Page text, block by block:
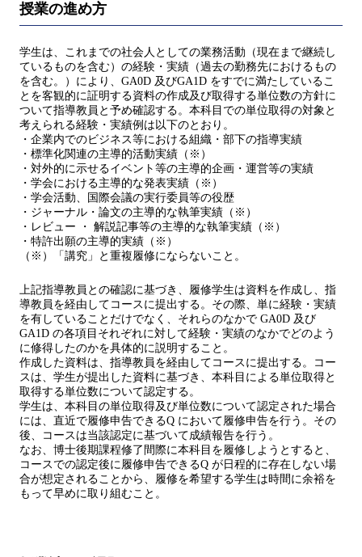
授業の進め方
学生は、これまでの社会人としての業務活動（現在まで継続し
ているものを含む）の経験・実績（過去の勤務先におけるもの
を含む。）により、GA0D 及びGA1D をすでに満たしているこ
とを客観的に証明する資料の作成及び取得する単位数の方針に
ついて指導教員と予め確認する。本科目での単位取得の対象と
考えられる経験・実績例は以下のとおり。
・企業内でのビジネス等における組織・部下の指導実績
・標準化関連の主導的活動実績（※）
・対外的に示せるイベント等の主導的企画・運営等の実績
・学会における主導的な発表実績（※）
・学会活動、国際会議の実行委員等の役歴
・ジャーナル・論文の主導的な執筆実績（※）
・レビュー ・ 解説記事等の主導的な執筆実績（※）
・特許出願の主導的実績（※）
（※）「講究」と重複履修にならないこと。
上記指導教員との確認に基づき、履修学生は資料を作成し、指
導教員を経由してコースに提出する。その際、単に経験・実績
を有していることだけでなく、それらのなかで GA0D 及び
GA1D の各項目それぞれに対して経験・実績のなかでどのよう
に修得したのかを具体的に説明すること。
作成した資料は、指導教員を経由してコースに提出する。コー
スは、学生が提出した資料に基づき、本科目による単位取得と
取得する単位数について認定する。
学生は、本科目の単位取得及び単位数について認定された場合
には、直近で履修申告できるQ において履修申告を行う。その
後、コースは当該認定に基づいて成績報告を行う。
なお、博士後期課程修了間際に本科目を履修しようとすると、
コースでの認定後に履修申告できるQ が日程的に存在しない場
合が想定されることから、履修を希望する学生は時間に余裕を
もって早めに取り組むこと。